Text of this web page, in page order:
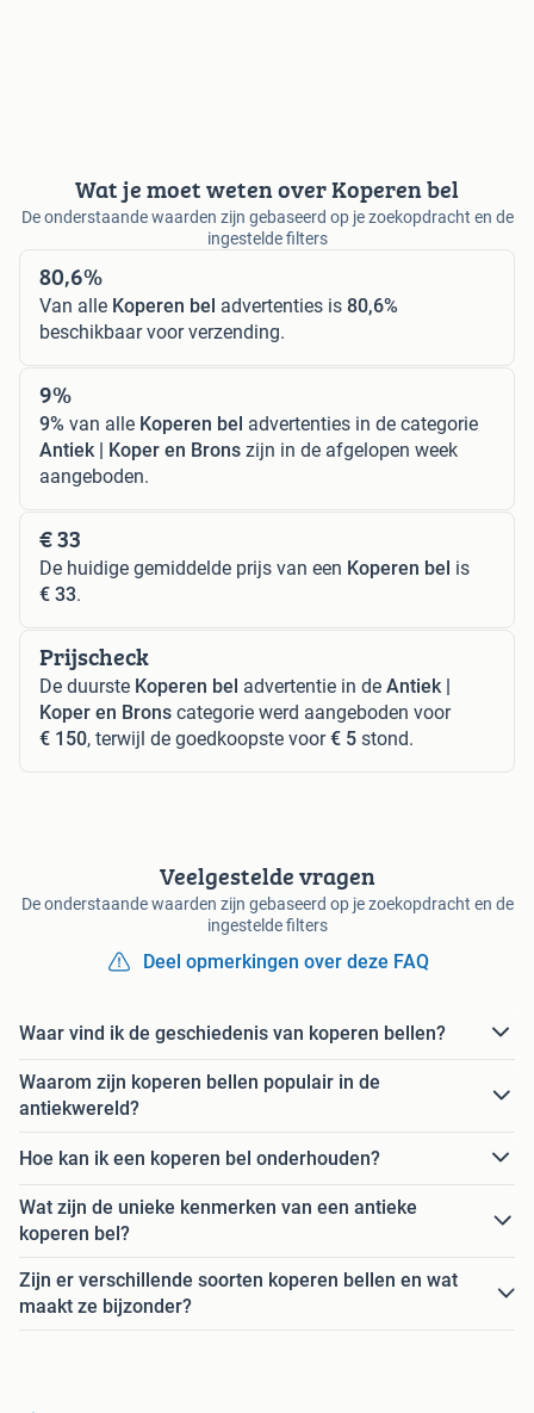
Wat je moet weten over Koperen bel
De onderstaande waarden zijn gebaseerd op je zoekopdracht en de
ingestelde filters
80,6%
Van alle Koperen bel advertenties is 80,6%
beschikbaar voor verzending.
9%
9% van alle Koperen bel advertenties in de categorie
Antiek | Koper en Brons zijn in de afgelopen week
aangeboden.
€ 33
De huidige gemiddelde prijs van een Koperen bel is
€ 33.
Prijscheck
De duurste Koperen bel advertentie in de Antiek |
Koper en Brons categorie werd aangeboden voor
€ 150, terwijl de goedkoopste voor€ 5 stond.
Veelgestelde vragen
De onderstaande waarden zijn gebaseerd op je zoekopdracht en de
ingestelde filters
Deel opmerkingen over deze FAQ
Waar vind ik de geschiedenis van koperen bellen?
Waarom zijn koperen bellen populair in de
antiekwereld?
Hoe kan ik een koperen bel onderhouden?
Wat zijn de unieke kenmerken van een antieke
koperen bel?
Zijn er verschillende soorten koperen bellen en wat
maakt ze bijzonder?